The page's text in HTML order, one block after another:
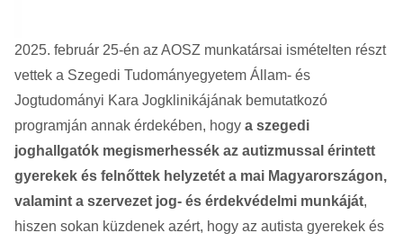
2025. február 25-én az AOSZ munkatársai ismételten részt
vettek a Szegedi Tudományegyetem Állam- és
Jogtudományi Kara Jogklinikájának bemutatkozó
programján annak érdekében, hogy a szegedi
joghallgatók megismerhessék az autizmussal érintett
gyerekek és felnőttek helyzetét a mai Magyarországon,
valamint a szervezet jog- és érdekvédelmi munkáját,
hiszen sokan küzdenek azért, hogy az autista gyerekek és